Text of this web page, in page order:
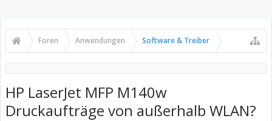
Foren Anwendungen Software & Treiber
HP LaserJet MFP M140w
Druckaufträge von außerhalb WLAN?